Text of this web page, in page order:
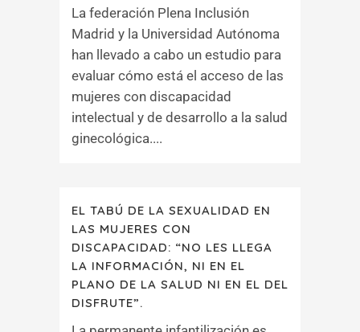
La federación Plena Inclusión
Madrid y la Universidad Autónoma
han llevado a cabo un estudio para
evaluar cómo está el acceso de las
mujeres con discapacidad
intelectual y de desarrollo a la salud
ginecológica....
EL TABÚ DE LA SEXUALIDAD EN
LAS MUJERES CON
DISCAPACIDAD: “NO LES LLEGA
LA INFORMACIÓN, NI EN EL
PLANO DE LA SALUD NI EN EL DEL
DISFRUTE”.